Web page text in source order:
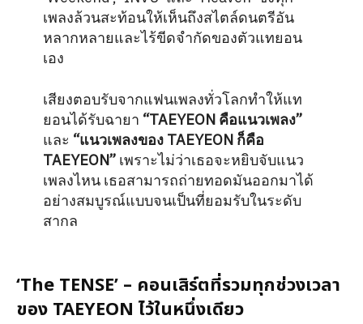
เพลงล้วนสะท้อนให้เห็นถึงสไตล์ดนตรีอัน
หลากหลายและไร้ขีดจำกัดของตัวแทยอน
เอง
เสียงตอบรับจากแฟนเพลงทั่วโลกทำให้แท
ยอนได้รับฉายา “TAEYEON คือแนวเพลง”
และ “แนวเพลงของ TAEYEON ก็คือ
TAEYEON”เพราะไม่ว่าเธอจะหยิบจับแนว
เพลงไหน เธอสามารถถ่ายทอดมันออกมาได้
อย่างสมบูรณ์แบบจนเป็นที่ยอมรับในระดับ
สากล
‘The TENSE’ – คอนเสิร์ตที่รวมทุกช่วงเวลา
ของ TAEYEON ไว้ในหนึ่งเดียว